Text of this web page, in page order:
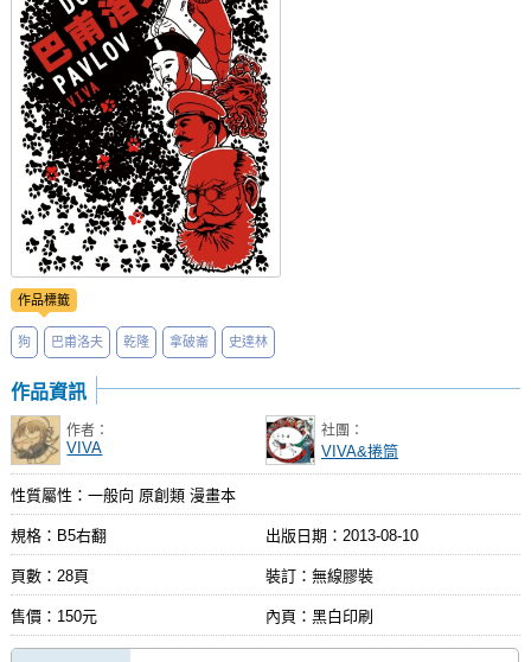
登入
作品標籤
狗 巴甫洛夫 乾隆 拿破崙 史達林
作品資訊
作者：
VIVA
社團：
VIVA&捲筒
性質屬性：一般向 原創類 漫畫本
規格：B5右翻 出版日期： 2013-08-10
頁數：28頁 裝訂：無線膠裝
售價：150元 內頁：黑白印刷